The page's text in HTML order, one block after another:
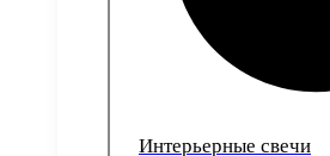
Интерьерные свечи